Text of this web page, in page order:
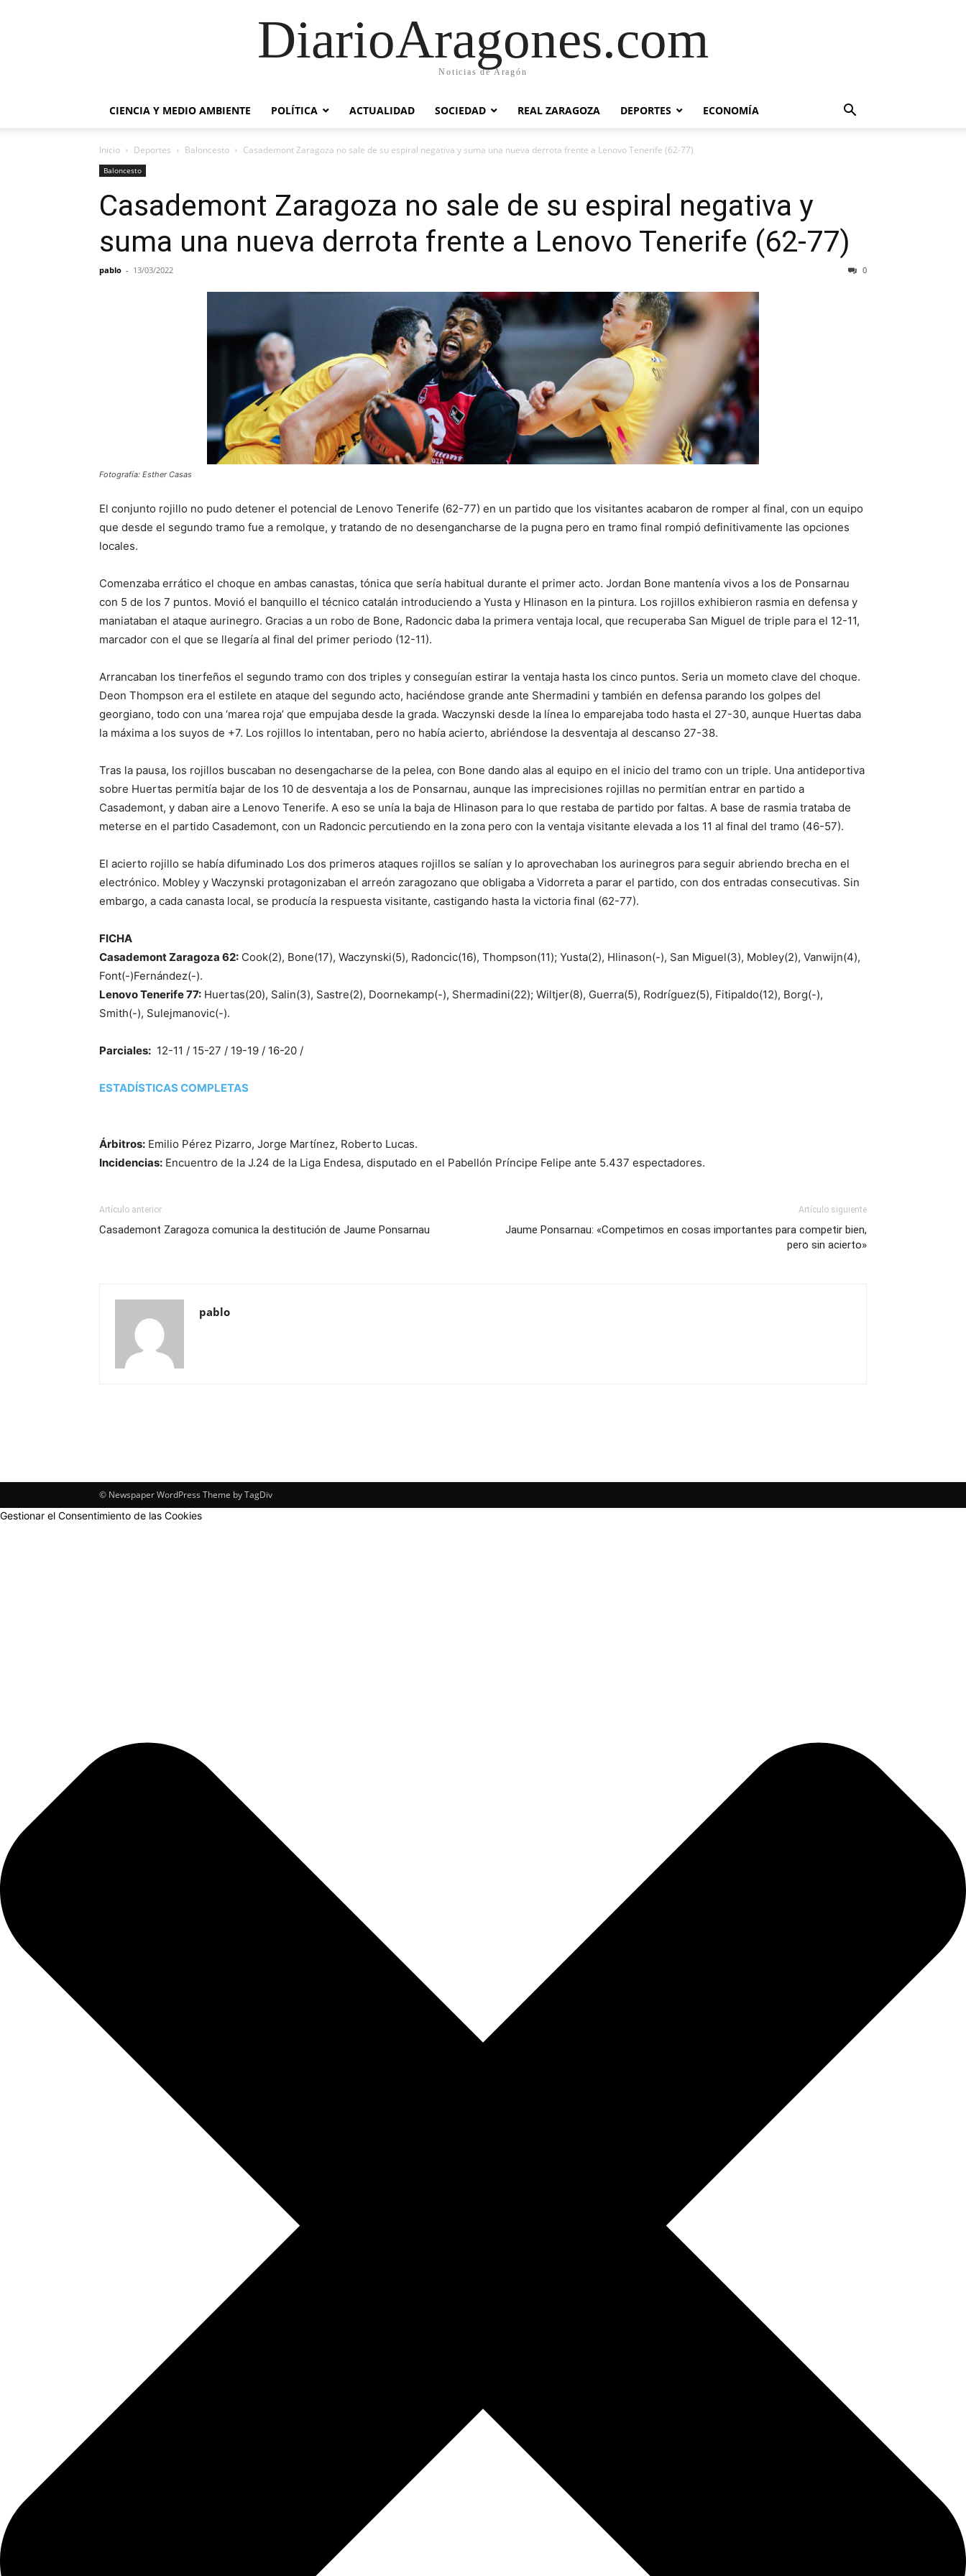
DiarioAragones.com
Noticias de Aragón
CIENCIA Y MEDIO AMBIENTE POLÍTICA ACTUALIDAD SOCIEDAD REAL ZARAGOZA DEPORTES ECONOMÍA
Inicio Deportes Baloncesto Casademont Zaragoza no sale de su espiral negativa y suma una nueva derrota frente a Lenovo Tenerife (62-77)
Baloncesto
Casademont Zaragoza no sale de su espiral negativa y
suma una nueva derrota frente a Lenovo Tenerife (62-77)
pablo - 13/03/2022 0
Fotografía: Esther Casas
El conjunto rojillo no pudo detener el potencial de Lenovo Tenerife (62-77) en un partido que los visitantes acabaron de romper al final, con un equipo
que desde el segundo tramo fue a remolque, y tratando de no desengancharse de la pugna pero en tramo final rompió definitivamente las opciones
locales.
Comenzaba errático el choque en ambas canastas, tónica que sería habitual durante el primer acto. Jordan Bone mantenía vivos a los de Ponsarnau
con 5 de los 7 puntos. Movió el banquillo el técnico catalán introduciendo a Yusta y Hlinason en la pintura. Los rojillos exhibieron rasmia en defensa y
maniataban el ataque aurinegro. Gracias a un robo de Bone, Radoncic daba la primera ventaja local, que recuperaba San Miguel de triple para el 12-11,
marcador con el que se llegaría al final del primer periodo (12-11).
Arrancaban los tinerfeños el segundo tramo con dos triples y conseguían estirar la ventaja hasta los cinco puntos. Seria un mometo clave del choque.
Deon Thompson era el estilete en ataque del segundo acto, haciéndose grande ante Shermadini y también en defensa parando los golpes del
georgiano, todo con una ‘marea roja’ que empujaba desde la grada. Waczynski desde la línea lo emparejaba todo hasta el 27-30, aunque Huertas daba
la máxima a los suyos de +7. Los rojillos lo intentaban, pero no había acierto, abriéndose la desventaja al descanso 27-38.
Tras la pausa, los rojillos buscaban no desengacharse de la pelea, con Bone dando alas al equipo en el inicio del tramo con un triple. Una antideportiva
sobre Huertas permitía bajar de los 10 de desventaja a los de Ponsarnau, aunque las imprecisiones rojillas no permitían entrar en partido a
Casademont, y daban aire a Lenovo Tenerife. A eso se unía la baja de Hlinason para lo que restaba de partido por faltas. A base de rasmia trataba de
meterse en el partido Casademont, con un Radoncic percutiendo en la zona pero con la ventaja visitante elevada a los 11 al final del tramo (46-57).
El acierto rojillo se había difuminado Los dos primeros ataques rojillos se salían y lo aprovechaban los aurinegros para seguir abriendo brecha en el
electrónico. Mobley y Waczynski protagonizaban el arreón zaragozano que obligaba a Vidorreta a parar el partido, con dos entradas consecutivas. Sin
embargo, a cada canasta local, se producía la respuesta visitante, castigando hasta la victoria final (62-77).
FICHA
Casademont Zaragoza 62: Cook(2), Bone(17), Waczynski(5), Radoncic(16), Thompson(11); Yusta(2), Hlinason(-), San Miguel(3), Mobley(2), Vanwijn(4),
Font(-)Fernández(-).
Lenovo Tenerife 77: Huertas(20), Salin(3), Sastre(2), Doornekamp(-), Shermadini(22); Wiltjer(8), Guerra(5), Rodríguez(5), Fitipaldo(12), Borg(-),
Smith(-), Sulejmanovic(-).
Parciales: 12-11 / 15-27 / 19-19 / 16-20 /
ESTADÍSTICAS COMPLETAS
Árbitros: Emilio Pérez Pizarro, Jorge Martínez, Roberto Lucas.
Incidencias: Encuentro de la J.24 de la Liga Endesa, disputado en el Pabellón Príncipe Felipe ante 5.437 espectadores.
Artículo anterior
Casademont Zaragoza comunica la destitución de Jaume Ponsarnau
Artículo siguiente
Jaume Ponsarnau: «Competimos en cosas importantes para competir bien,
pero sin acierto»
pablo
© Newspaper WordPress Theme by TagDiv
Gestionar el Consentimiento de las Cookies